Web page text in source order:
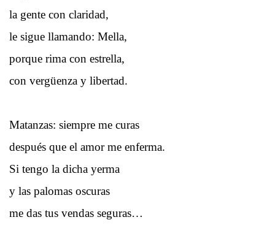
la gente con claridad,
le sigue llamando: Mella,
porque rima con estrella,
con vergüenza y libertad.
Matanzas: siempre me curas
después que el amor me enferma.
Si tengo la dicha yerma
y las palomas oscuras
me das tus vendas seguras…